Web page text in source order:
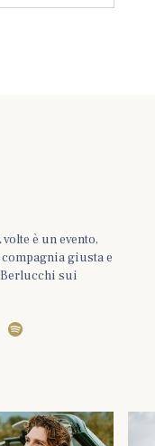
è un evento,
giusta e
Berlucchi sui